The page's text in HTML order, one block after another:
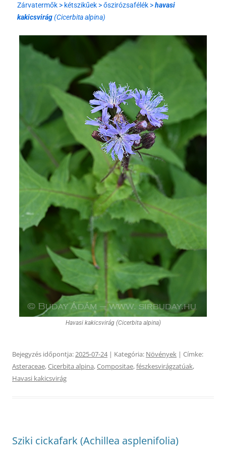
Zárvatermők > kétszikűek > őszirózsafélék >havasi
kakicsvirág(Cicerbita alpina)
Havasi kakicsvirág (Cicerbita alpina)
Bejegyzés időpontja:2025-07-24| Kategória: Növények | Címke:
Asteraceae,Cicerbita alpina,Compositae,fészkesvirágzatúak,
Havasi kakicsvirág
Sziki cickafark (Achillea asplenifolia)